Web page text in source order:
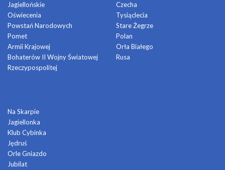
Jagiellońskie
Oświecenia
Powstań Narodowych
Pomet
Armii Krajowej
Bohaterów II Wojny Światowej
Rzeczypospolitej
Czecha
Tysiąclecia
Stare Żegrze
Polan
Orła Białego
Rusa
Na Skarpie
Jagiellonka
Klub Cybinka
Jędruś
Orle Gniazdo
Jubilat